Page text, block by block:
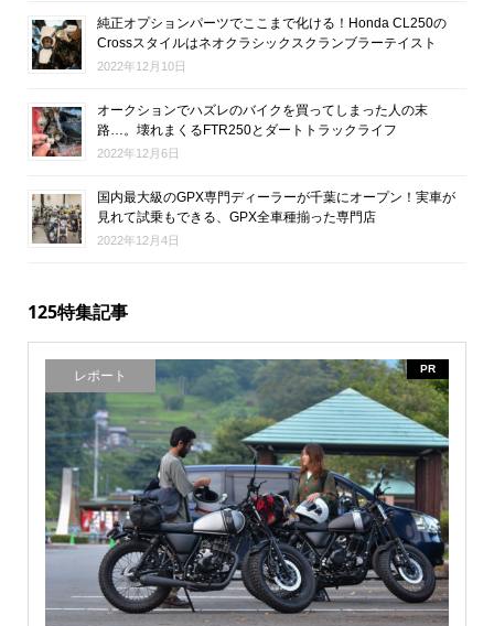
純正オプションパーツでここまで化ける！Honda CL250の
Crossスタイルはネオクラシックスクランブラーテイスト
2022年12月10日
オークションでハズレのバイクを買ってしまった人の末
路…。壊れまくるFTR250とダートトラックライフ
2022年12月6日
国内最大級のGPX専門ディーラーが千葉にオープン！実車が
見れて試乗もできる、GPX全車種揃った専門店
2022年12月4日
125特集記事
レポート PR